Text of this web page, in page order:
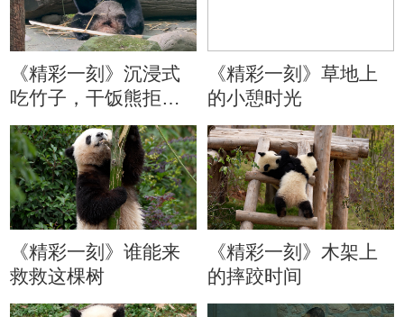
《精彩一刻》沉浸式
吃竹子，干饭熊拒绝
分心
《精彩一刻》草地上
的小憩时光
《精彩一刻》谁能来
救救这棵树
《精彩一刻》木架上
的摔跤时间